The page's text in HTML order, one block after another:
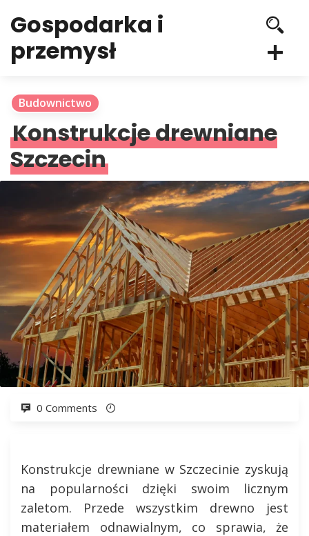
Gospodarka i
przemysł
Budownictwo
Konstrukcje drewniane
Szczecin
0 Comments
Konstrukcje drewniane w Szczecinie zyskują
na popularności dzięki swoim licznym
zaletom. Przede wszystkim drewno jest
materiałem odnawialnym, co sprawia, że